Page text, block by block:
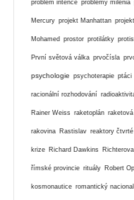
problém intence problémy milénia
Mercury projekt Manhattan
Mohamed prostor protilátky
První světová válka prvočísla
psychologie psychoterapie ptáci
racionální rozhodování
Rainer Weiss raketoplán
rakovina Rastislav reaktory
krize Richard Dawkins
římské provincie rituály Robert
kosmonautice romantický